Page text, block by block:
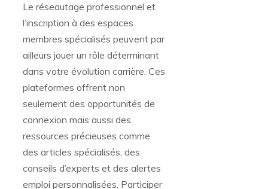
Le réseautage professionnel et
l’inscription à des espaces
membres spécialisés peuvent par
ailleurs jouer un rôle déterminant
dans votre évolution carrière. Ces
plateformes offrent non
seulement des opportunités de
connexion mais aussi des
ressources précieuses comme
des articles spécialisés, des
conseils d’experts et des alertes
emploi personnalisées. Participer